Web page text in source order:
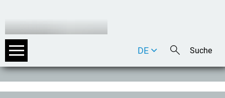
DE
EN